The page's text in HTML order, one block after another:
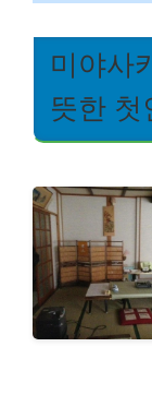
미야사
뜻한 첫